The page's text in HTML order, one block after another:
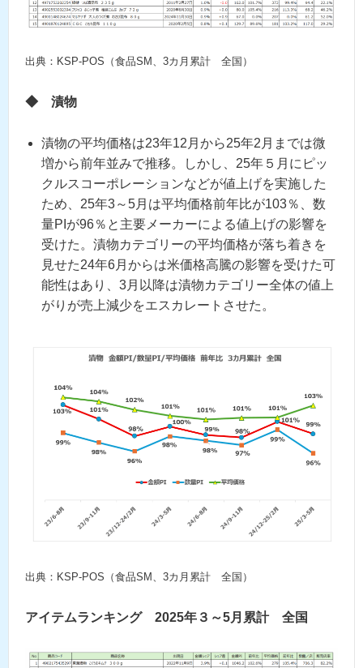
出典：KSP-POS（食品SM、3カ月累計 全国）
◆ 漬物
漬物の平均価格は23年12月から25年2月までは微
増から前年並みで推移。しかし、25年５月にピッ
クルスコーポレーションなどが値上げを実施した
ため、25年3～5月は平均価格前年比が103％、数
量PIが96％と主要メーカーによる値上げの影響を
受けた。漬物カテゴリーの平均価格が落ち着きを
見せた24年6月からは米価格高騰の影響を受けた可
能性はあり、3月以降は漬物カテゴリー全体の値上
がりが売上減少をエスカレートさせた。
出典：KSP-POS（食品SM、3カ月累計 全国）
アイテムランキング 2025年３～5月累計 全国